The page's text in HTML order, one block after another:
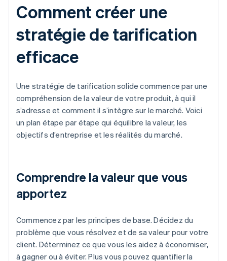
Comment créer une
stratégie de tarification
efficace
Une stratégie de tarification solide commence par une
compréhension de la valeur de votre produit, à qui il
s’adresse et comment il s’intègre sur le marché. Voici
un plan étape par étape qui équilibre la valeur, les
objectifs d’entreprise et les réalités du marché.
Comprendre la valeur que vous
apportez
Commencez par les principes de base. Décidez du
problème que vous résolvez et de sa valeur pour votre
client. Déterminez ce que vous les aidez à économiser,
à gagner ou à éviter. Plus vous pouvez quantifier la